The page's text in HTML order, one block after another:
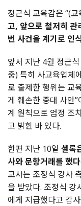
정근식 교육감은 “(
고, 앞으로 철저히 관
번 사건을 계기로 인
앞서 지난 4월 정근
중) 특히 사교육업체
로 출제한 행위는 교
게 훼손한 중대 사안
계 원칙으로 엄정 조
고 밝힌 바 있다.
한편 지난 10일 셜록
사와 문항거래를 했
교사는 조정식 강사
을 받았다. 조정식 강
에게 지급했다고 감